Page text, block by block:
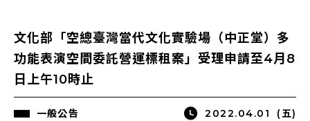
文化部「空總臺灣當代文化實驗場（中正堂）多
功能表演空間委託營運標租案」受理申請至4月8
日上午10時止
一般公告 2022.04.01 (五)